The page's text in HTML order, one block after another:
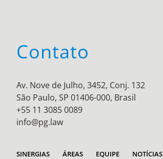
Contato
Av. Nove de Julho, 3452, Conj. 132
São Paulo, SP 01406-000, Brasil
+55 11 3085 0089
info@pg.law
SINERGIAS ÁREAS EQUIPE NOTÍCIAS